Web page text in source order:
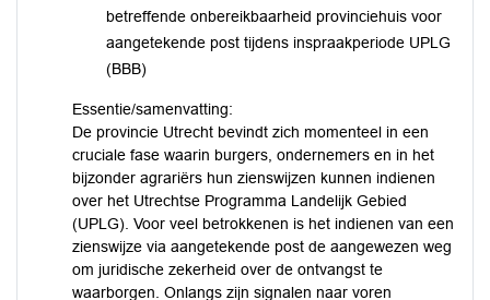
betreffende onbereikbaarheid provinciehuis voor
aangetekende post tijdens inspraakperiode UPLG
(BBB)
Essentie/samenvatting:
De provincie Utrecht bevindt zich momenteel in een
cruciale fase waarin burgers, ondernemers en in het
bijzonder agrariërs hun zienswijzen kunnen indienen
over het Utrechtse Programma Landelijk Gebied
(UPLG). Voor veel betrokkenen is het indienen van een
zienswijze via aangetekende post de aangewezen weg
om juridische zekerheid over de ontvangst te
waarborgen. Onlangs zijn signalen naar voren